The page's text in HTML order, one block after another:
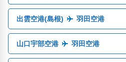
出雲空港(島根) 羽田空港
山口宇部空港 羽田空港